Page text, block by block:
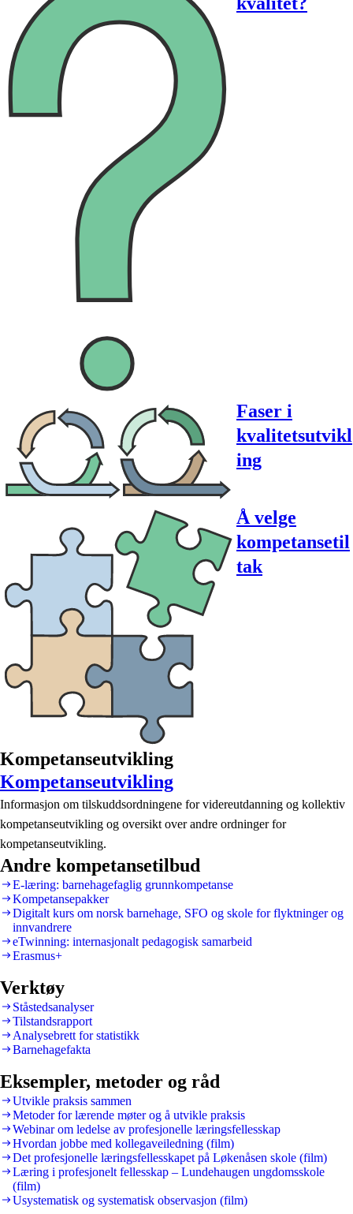
Faser i
kvalitetsutvikl
ing
Å velge
kompetansetil
tak
Kompetanseutvikling
Kompetanseutvikling
Informasjon om tilskuddsordningene for videreutdanning og kollektiv
kompetanseutvikling og oversikt over andre ordninger for
kompetanseutvikling.
Andre kompetansetilbud
E-læring: barnehagefaglig grunnkompetanse
Kompetansepakker
Digitalt kurs om norsk barnehage, SFO og skole for flyktninger og
innvandrere
eTwinning: internasjonalt pedagogisk samarbeid
Erasmus+
Verktøy
Ståstedsanalyser
Tilstandsrapport
Analysebrett for statistikk
Barnehagefakta
Eksempler, metoder og råd
Utvikle praksis sammen
Metoder for lærende møter og å utvikle praksis
Webinar om ledelse av profesjonelle læringsfellesskap
Hvordan jobbe med kollegaveiledning (film)
Det profesjonelle læringsfellesskapet på Løkenåsen skole (film)
Læring i profesjonelt fellesskap – Lundehaugen ungdomsskole
(film)
Usystematisk og systematisk observasjon (film)